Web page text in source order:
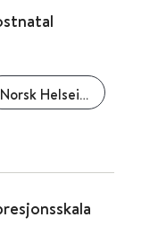
Norsk Helseinformatikk (NHI)